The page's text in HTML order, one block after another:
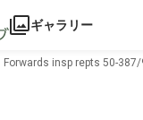
ギャラリー
Forwards insp repts 50-